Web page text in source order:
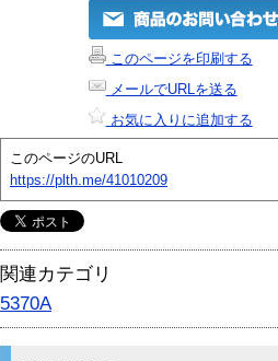
このページを印刷する
メールでURLを送る
お気に入りに追加する
このページのURL
https://plth.me/41010209
関連カテゴリ
5370A